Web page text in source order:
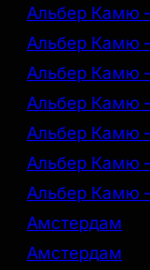
Альбер Камю
Альбер Камю
Альбер Камю
Альбер Камю
Альбер Камю
Альбер Камю
Альбер Камю
Амстердам
Амстердам